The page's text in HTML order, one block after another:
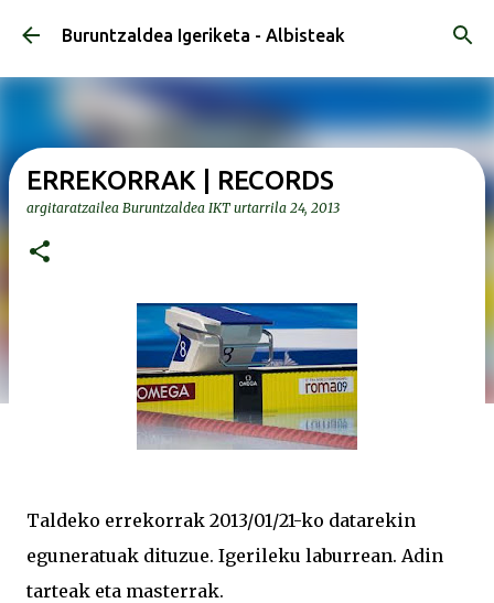
Saltatu eta joan eduki nagusira
Buruntzaldea Igeriketa - Albisteak
ERREKORRAK | RECORDS
argitaratzailea Buruntzaldea IKT urtarrila 24, 2013
Taldeko errekorrak 2013/01/21-ko datarekin
eguneratuak dituzue. Igerileku laburrean. Adin
tarteak eta masterrak.